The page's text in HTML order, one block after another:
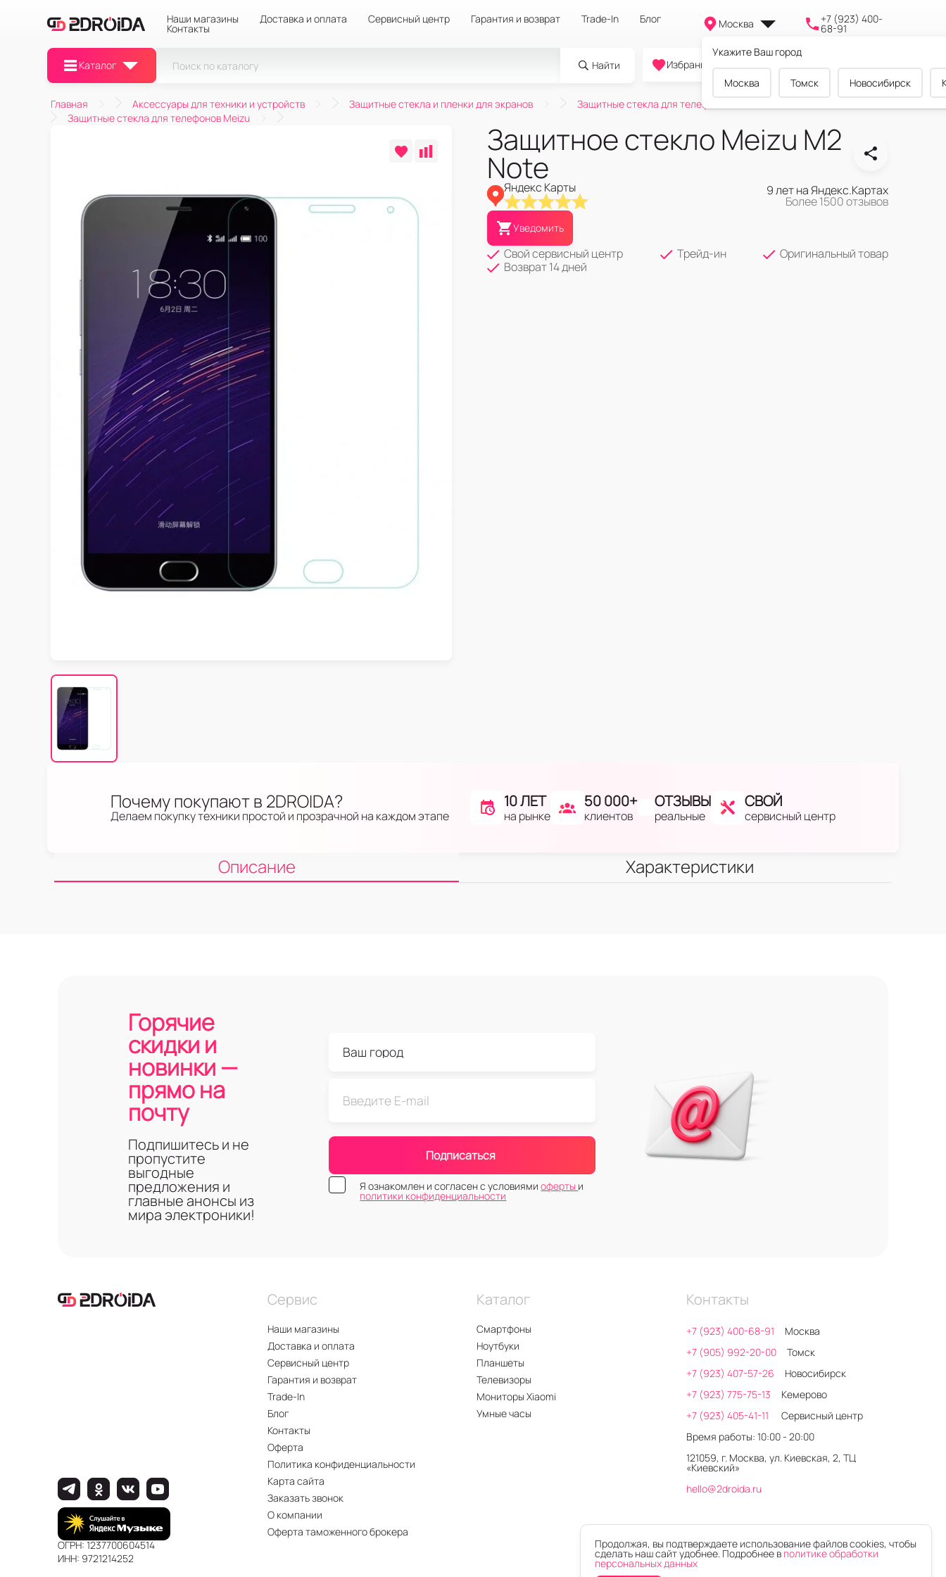
Наши магазины Доставка и оплата Сервисный центр Гарантия и возврат Trade-In Блог
Контакты Москва
Укажите Ваш город
Москва Томск Новосибирск
+7 (923) 400-
68-91
Каталог Найти
0
Избранное Cравнение Корзина
Главная Аксессуары для техники и устройств Защитные стекла и пленки для экранов
Защитные стекла для телефонов
Защитные стекла для телефонов Meizu
Защитное стекло Meizu M2
Note
Яндекс Карты 9 лет на Яндекс.Картах
Более 1500 отзывов
Уведомить
Свой сервисный центр Трейд-ин
Оригинальный товар
Возврат 14 дней
Почему покупают в 2DROIDA?
Делаем покупку техники простой и прозрачной на каждом этапе
10 ЛЕТ
на рынке
50 000+
клиентов
ОТЗЫВЫ
реальные
СВОЙ
сервисный центр
Описание Характеристики
Горячие
скидки и
новинки —
прямо на
почту
Подпишитесь и не
пропустите
выгодные
предложения и
главные анонсы из
мира электроники!
Подписаться
Я ознакомлен и согласен с условиямиоферты и
политики конфиденциальности
Сервис
Наши магазины
Доставка и оплата
Сервисный центр
Гарантия и возврат
Trade-In
Блог
Контакты
Оферта
Политика конфиденциальности
Карта сайта
Заказать звонок
О компании
Оферта таможенного брокера
Каталог
Смартфоны
Ноутбуки
Планшеты
Телевизоры
Мониторы Xiaomi
Умные часы
Контакты
+7 (923) 400-68-91
Москва
+7 (905) 992-20-00
Томск
+7 (923) 407-57-26
Новосибирск
+7 (923) 775-75-13
Кемерово
+7 (923) 405-41-11
Сервисный центр
Время работы: 10:00 - 20:00
121059, г. Москва, ул. Киевская, 2, ТЦ
«Киевский»
hello@2droida.ru
ОГРН: 1237700604514
ИНН: 9721214252
Продолжая, вы подтверждаете использование файлов cookies, чтобы
сделать наш сайт удобнее. Подробнее в политике обработки
персональных данных